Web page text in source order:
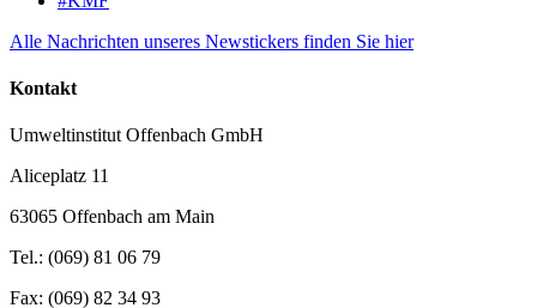
Alle Nachrichten unseres Newstickers finden Sie hier
Kontakt
Umweltinstitut Offenbach GmbH
Aliceplatz 11
63065 Offenbach am Main
Tel.: (069) 81 06 79
Fax: (069) 82 34 93